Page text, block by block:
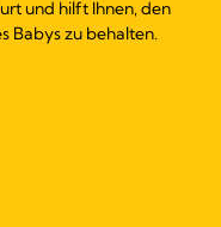
und hilft Ihnen, den
Babys zu behalten.